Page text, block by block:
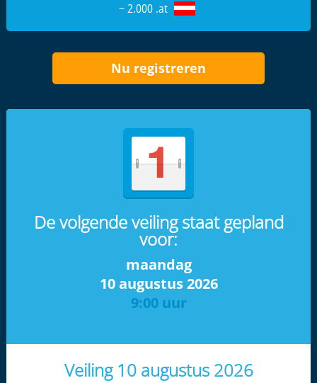
~ 2.000 .at
Nu registreren
De volgende veiling staat gepland
voor:
maandag
10 augustus 2026
9:00 uur
Veiling 10 augustus 2026